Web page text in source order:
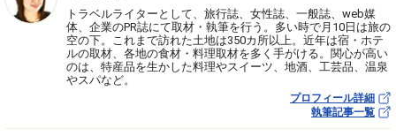
トラベルライターとして、旅行誌、女性誌、一般誌、web媒
体、企業のPR誌にて取材・執筆を行う。多い時で月10日は旅の
空の下。これまで訪れた土地は350カ所以上。近年は宿・ホテ
ルの取材、各地の食材・料理取材を多く手がける。関心が高い
のは、特産品を生かした料理やスイーツ、地酒、工芸品、温泉
やスパなど。
プロフィール詳細
執筆記事一覧